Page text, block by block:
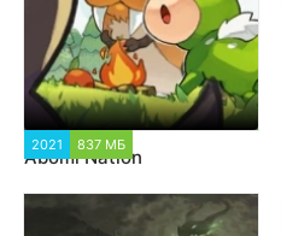
2021 837 МБ
Abomi Nation